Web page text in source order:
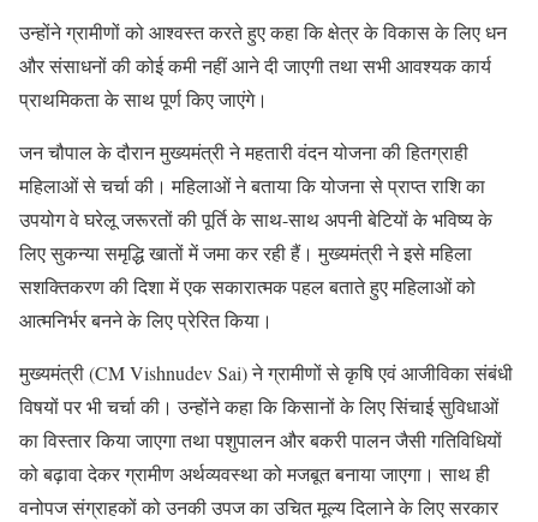
उन्होंने ग्रामीणों को आश्वस्त करते हुए कहा कि क्षेत्र के विकास के लिए धन
और संसाधनों की कोई कमी नहीं आने दी जाएगी तथा सभी आवश्यक कार्य
प्राथमिकता के साथ पूर्ण किए जाएंगे।
जन चौपाल के दौरान मुख्यमंत्री ने महतारी वंदन योजना की हितग्राही
महिलाओं से चर्चा की। महिलाओं ने बताया कि योजना से प्राप्त राशि का
उपयोग वे घरेलू जरूरतों की पूर्ति के साथ-साथ अपनी बेटियों के भविष्य के
लिए सुकन्या समृद्धि खातों में जमा कर रही हैं। मुख्यमंत्री ने इसे महिला
सशक्तिकरण की दिशा में एक सकारात्मक पहल बताते हुए महिलाओं को
आत्मनिर्भर बनने के लिए प्रेरित किया।
मुख्यमंत्री (CM Vishnudev Sai) ने ग्रामीणों से कृषि एवं आजीविका संबंधी
विषयों पर भी चर्चा की। उन्होंने कहा कि किसानों के लिए सिंचाई सुविधाओं
का विस्तार किया जाएगा तथा पशुपालन और बकरी पालन जैसी गतिविधियों
को बढ़ावा देकर ग्रामीण अर्थव्यवस्था को मजबूत बनाया जाएगा। साथ ही
वनोपज संग्राहकों को उनकी उपज का उचित मूल्य दिलाने के लिए सरकार